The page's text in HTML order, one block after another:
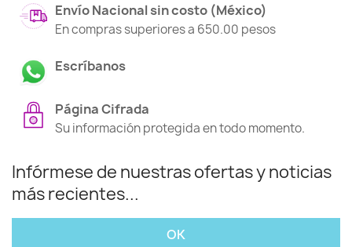
Envío Nacional sin costo (México)
En compras superiores a 650.00 pesos
Escríbanos
Página Cifrada
Su información protegida en todo momento.
Infórmese de nuestras ofertas y noticias
más recientes...